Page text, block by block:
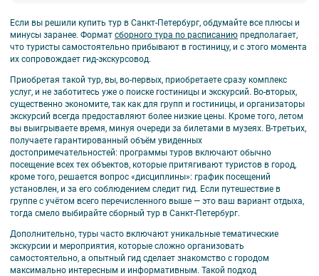
Если вы решили купить тур в Санкт-Петербург, обдумайте все плюсы и
минусы заранее. Формат сборного тура по расписанию предполагает,
что туристы самостоятельно прибывают в гостиницу, и с этого момента
их сопровождает гид-экскурсовод.
Приобретая такой тур, вы, во-первых, приобретаете сразу комплекс
услуг, и не заботитесь уже о поиске гостиницы и экскурсий. Во-вторых,
существенно экономите, так как для групп и гостиницы, и организаторы
экскурсий всегда предоставляют более низкие цены. Кроме того, летом
вы выигрываете время, минуя очереди за билетами в музеях. В-третьих,
получаете гарантированный объём увиденных
достопримечательностей: программы туров включают обычно
посещение всех тех объектов, которые притягивают туристов в город,
кроме того, решается вопрос «дисциплины»: график посещений
установлен, и за его соблюдением следит гид. Если путешествие в
группе с учётом всего перечисленного выше — это ваш вариант отдыха,
тогда смело выбирайте сборный тур в Санкт-Петербург.
Дополнительно, туры часто включают уникальные тематические
экскурсии и мероприятия, которые сложно организовать
самостоятельно, а опытный гид сделает знакомство с городом
максимально интересным и информативным. Такой подход